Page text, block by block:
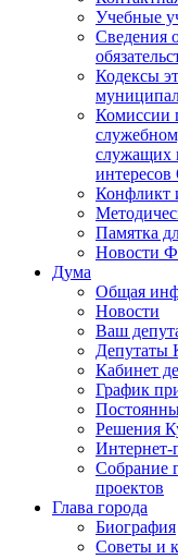
Учебные
Сведения
Кодексы
Комиссии
служащих
Конфликт
Памятка
Новости
Дума
Общая
Новости
Ваш
Депутаты
Кабинет
График
Решения
Интернет-
Собрание
проектов
Глава города
Биография
Советы и